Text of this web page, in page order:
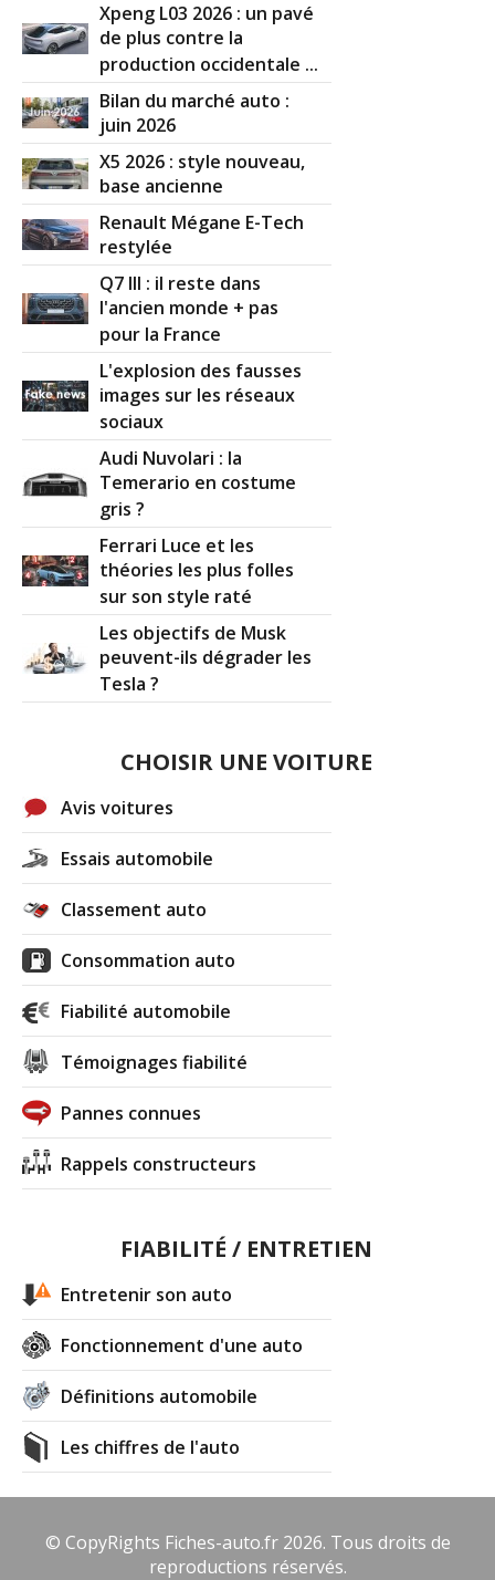
Xpeng L03 2026 : un pavé
de plus contre la
production occidentale ...
Bilan du marché auto :
juin 2026
X5 2026 : style nouveau,
base ancienne
Renault Mégane E-Tech
restylée
Q7 III : il reste dans
l'ancien monde + pas
pour la France
L'explosion des fausses
images sur les réseaux
sociaux
Audi Nuvolari : la
Temerario en costume
gris ?
Ferrari Luce et les
théories les plus folles
sur son style raté
Les objectifs de Musk
peuvent-ils dégrader les
Tesla ?
CHOISIR UNE VOITURE
Avis voitures
Essais automobile
Classement auto
Consommation auto
Fiabilité automobile
Témoignages fiabilité
Pannes connues
Rappels constructeurs
FIABILITÉ / ENTRETIEN
Entretenir son auto
Fonctionnement d'une auto
Définitions automobile
Les chiffres de l'auto
© CopyRights Fiches-auto.fr 2026. Tous droits de
reproductions réservés.